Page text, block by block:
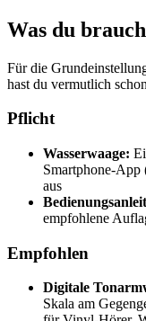
Was du
Für die
hast du vermutlich
Pflicht
Wasserwaage:
Smartphone-App
aus
empfohlene
Empfohlen
Digitale
Skala am